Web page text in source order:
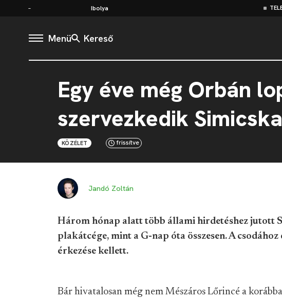
Ibolya
Menü Kereső
Egy éve még Orbán
szervezkedik
KÖZÉLET frissítve
Jandó Zoltán
Három hónap alatt több állami hirdetéshez jutott
plakátcége, mint a G-nap óta összesen. A
érkezése kellett.
Bár hivatalosan még nem Mészáros Lőrincé a